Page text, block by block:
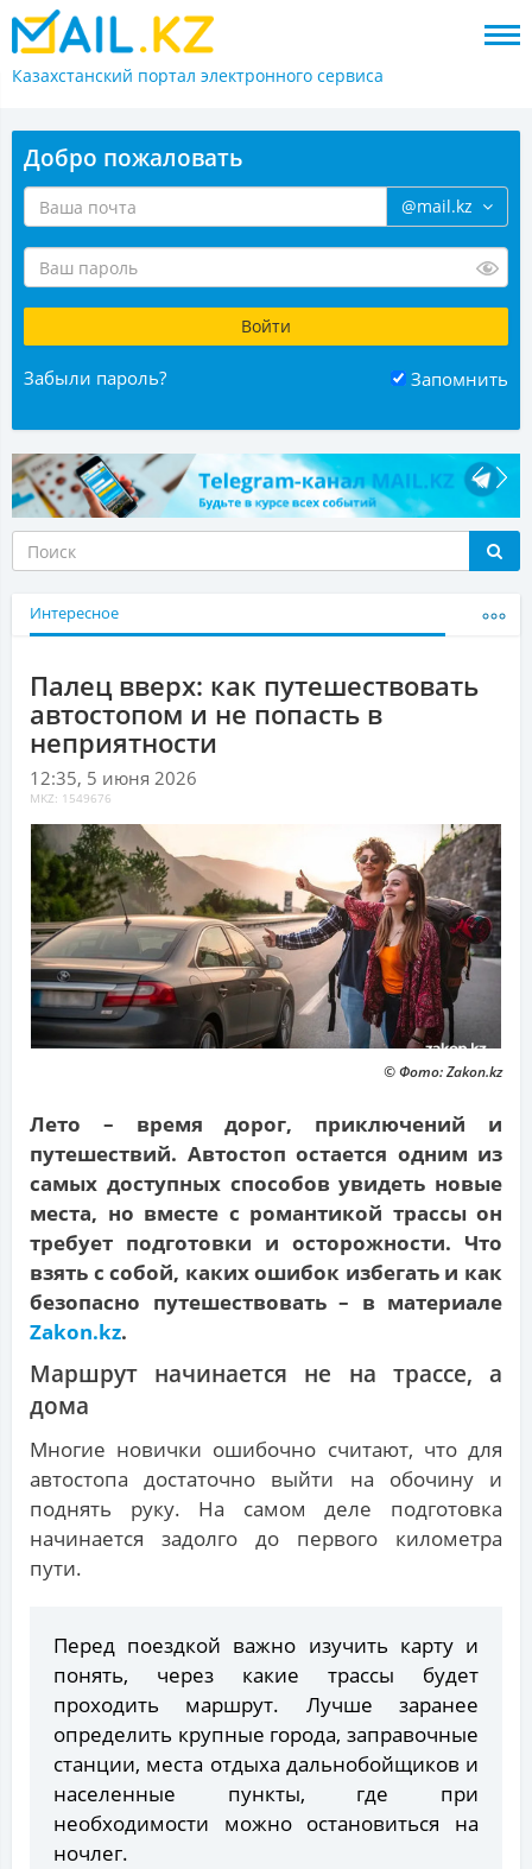
Казахстанский портал электронного сервиса
Добро пожаловать
@mail.kz
Забыли пароль? Запомнить
Интересное
Палец вверх: как путешествовать
автостопом и не попасть в
неприятности
12:35, 5 июня 2026
MKZ: 1549676
© Фото: Zakon.kz
Лето – время дорог, приключений и
путешествий. Автостоп остается одним из
самых доступных способов увидеть новые
места, но вместе с романтикой трассы он
требует подготовки и осторожности. Что
взять с собой, каких ошибок избегать и как
безопасно путешествовать – в материале
Zakon.kz.
Маршрут начинается не на трассе, а
дома
Многие новички ошибочно считают, что для
автостопа достаточно выйти на обочину и
поднять руку. На самом деле подготовка
начинается задолго до первого километра
пути.
Перед поездкой важно изучить карту и
понять, через какие трассы будет
проходить маршрут. Лучше заранее
определить крупные города, заправочные
станции, места отдыха дальнобойщиков и
населенные пункты, где при
необходимости можно остановиться на
ночлег.